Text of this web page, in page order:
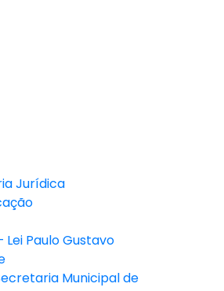
Jurídica
Lei Paulo Gustavo
Municipal de